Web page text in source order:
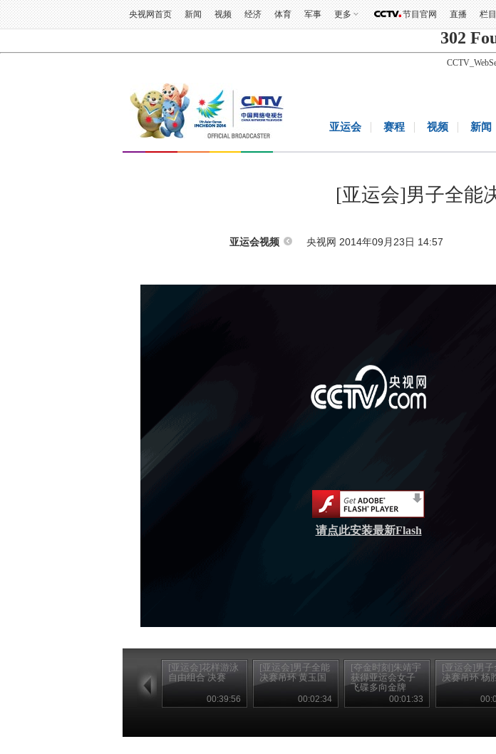
央视网首页 新闻 视频 经济 体育 军事 更多 节目官网 直播 栏目
302
亚运会 赛程 视频 新闻
[亚运会]男子全能
亚运会视频 央视网 2014年09月23日 14:57
请点此安装最新Flash
[亚运会]花样游泳
自由组合 决赛
00:39:56
[亚运会]男子全能
决赛吊环 黄玉国
00:02:34
[夺金时刻]朱靖宇
获得亚运会女子
飞碟多向金牌
00:01:33
[亚运会]男子
决赛吊环 杨